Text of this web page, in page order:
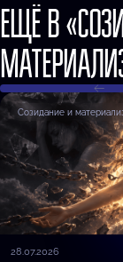
ЕЩЁ В
Созидание и
28.07.2026